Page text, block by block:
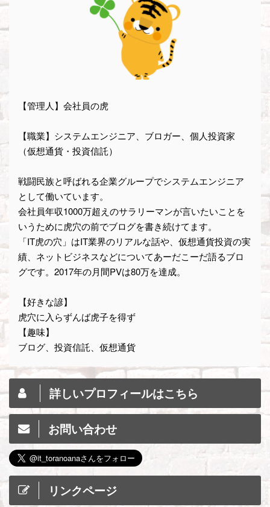
【管理人】会社員の虎
【職業】システムエンジニア、ブロガー、個人投資家
（仮想通貨・投資信託）
戦闘民族と呼ばれる企業グループでシステムエンジニア
として働いています。
会社員年収1000万超えのサラリーマンが言いたいことを
いうために虎穴の前でブログを書き続けてます。
「IT虎の穴」はIT業界のリアルな話や、仮想通貨投資の実
績、ネットビジネスなどについてあーだこーだ語るブロ
グです。2017年の月間PVは80万を達成。
【好きな諺】
虎穴に入らずんば虎子を得ず
【趣味】
ブログ、投資信託、仮想通貨
詳しいプロフィールはこちら
お問い合わせ
リンクページ